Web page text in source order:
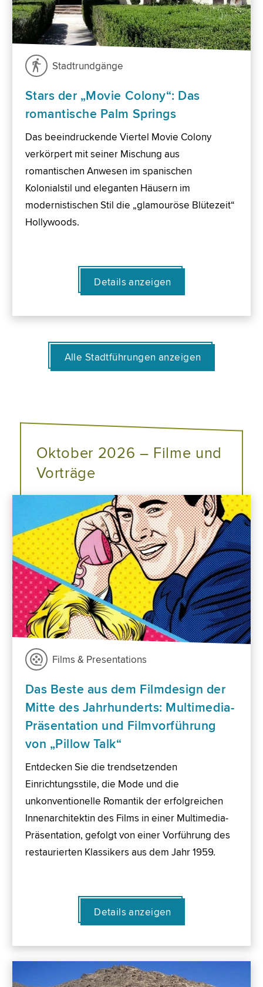
Stadtrundgänge
Stars der „Movie Colony“: Das
romantische Palm Springs
Das beeindruckende Viertel Movie Colony
verkörpert mit seiner Mischung aus
romantischen Anwesen im spanischen
Kolonialstil und eleganten Häusern im
modernistischen Stil die „glamouröse Blütezeit“
Hollywoods.
Details anzeigen
Alle Stadtführungen anzeigen
Oktober 2026 – Filme und
Vorträge
Films & Presentations
Das Beste aus dem Filmdesign der
Mitte des Jahrhunderts: Multimedia-
Präsentation und Filmvorführung
von „Pillow Talk“
Entdecken Sie die trendsetzenden
Einrichtungsstile, die Mode und die
unkonventionelle Romantik der erfolgreichen
Innenarchitektin des Films in einer Multimedia-
Präsentation, gefolgt von einer Vorführung des
restaurierten Klassikers aus dem Jahr 1959.
Details anzeigen